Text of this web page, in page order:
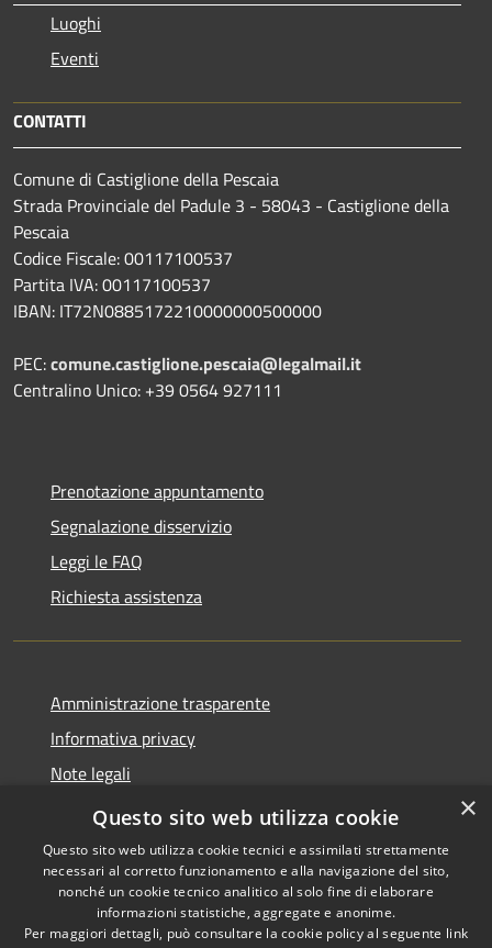
Luoghi
Eventi
CONTATTI
Comune di Castiglione della Pescaia
Strada Provinciale del Padule 3 - 58043 - Castiglione della
Pescaia
Codice Fiscale: 00117100537
Partita IVA: 00117100537
IBAN: IT72N0885172210000000500000
PEC:comune.castiglione.pescaia@legalmail.it
Centralino Unico: +39 0564 927111
Prenotazione appuntamento
Segnalazione disservizio
Leggi le FAQ
Richiesta assistenza
Amministrazione trasparente
Informativa privacy
Note legali
Dichiarazione di accessibilità
Copyright © 2026 • Comune di
×
Questo sito web utilizza cookie
Questo sito web utilizza cookie tecnici e assimilati strettamente
necessari al corretto funzionamento e alla navigazione del sito,
nonché un cookie tecnico analitico al solo fine di elaborare
informazioni statistiche, aggregate e anonime.
Per maggiori dettagli, può consultare la cookie policy al seguente link